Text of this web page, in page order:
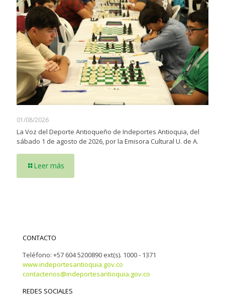
01/08/2026
La Voz del Deporte Antioqueño de Indeportes Antioquia, del
sábado 1 de agosto de 2026, por la Emisora Cultural U. de A.
Leer más
CONTACTO
Teléfono: +57 604 5200890 ext(s). 1000 - 1371
www.indeportesantioquia.gov.co
contactenos@indeportesantioquia.gov.co
REDES SOCIALES